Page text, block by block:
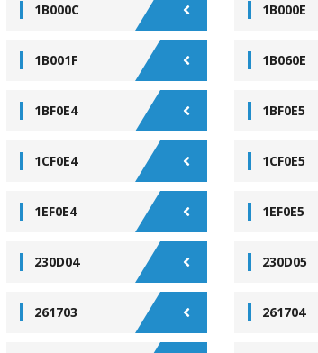
1B000C 1B000E
1B001F 1B060E
1BF0E4 1BF0E5
1CF0E4 1CF0E5
1EF0E4 1EF0E5
230D04 230D05
261703 261704